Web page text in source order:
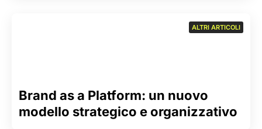
Brand as a Platform: un nuovo
modello strategico e organizzativo
ALTRI ARTICOLI